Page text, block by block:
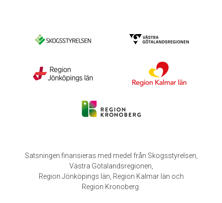
Satsningen finansieras med medel från Skogsstyrelsen,
Västra Götalandsregionen,
Region Jönköpings län, Region Kalmar län och
Region Kronoberg.